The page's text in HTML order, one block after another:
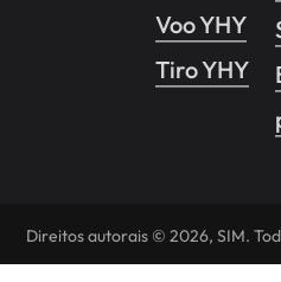
Voo YHY
Tiro YHY
Direitos autorais © 2026, SIM.